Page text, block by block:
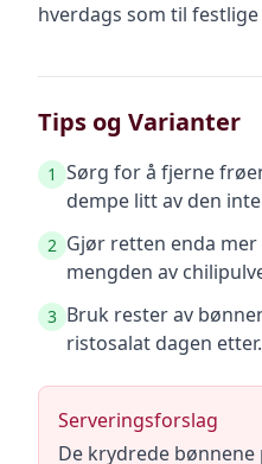
hverdags som til
Tips og Varianter
1 Sørg for å fjerne
dempe litt av den
2 Gjør retten enda
mengden av
3 Bruk rester av
ristosalat dagen etter.
Serveringsforslag
De krydrede